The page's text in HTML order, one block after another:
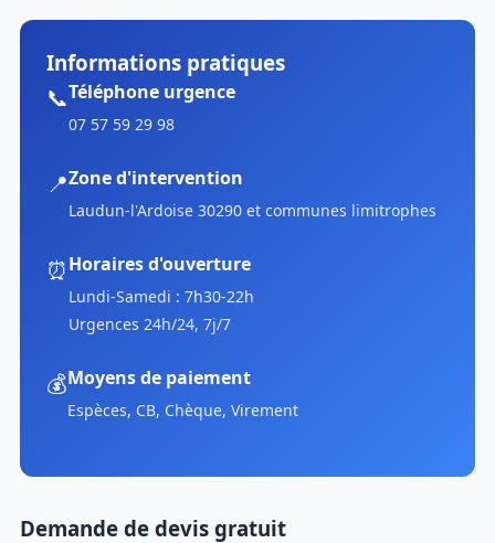
Informations pratiques
📞Téléphone urgence
07 57 59 29 98
📍Zone d'intervention
Laudun-l'Ardoise 30290 et communes limitrophes
⏰Horaires d'ouverture
Lundi-Samedi : 7h30-22h
Urgences 24h/24, 7j/7
💰Moyens de paiement
Espèces, CB, Chèque, Virement
Demande de devis gratuit